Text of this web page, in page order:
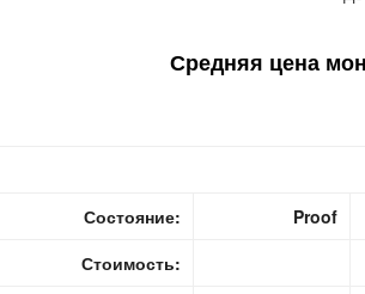
Средняя цена
Состояние:
Proof
Стоимость: